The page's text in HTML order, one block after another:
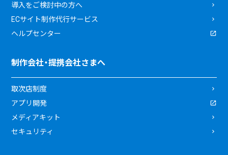
導入をご検討中の方へ
ECサイト制作代行サービス
ヘルプセンター
制作会社・提携会社さまへ
取次店制度
アプリ開発
メディアキット
セキュリティ